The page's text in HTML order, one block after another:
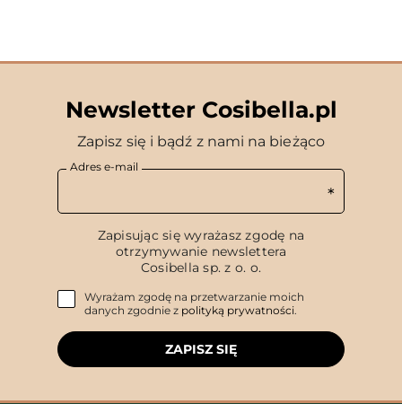
Newsletter Cosibella.pl
Zapisz się i bądź z nami na bieżąco
Adres e-mail
Zapisując się wyrażasz zgodę na
otrzymywanie newslettera
Cosibella sp. z o. o.
Wyrażam zgodę na przetwarzanie moich
danych zgodnie z polityką prywatności.
ZAPISZ SIĘ